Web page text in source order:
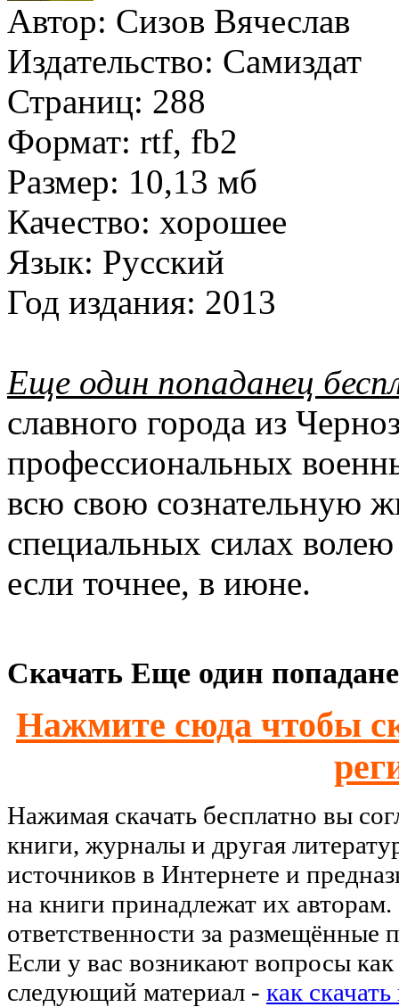
Автор: Сизов Вячеслав
Издательство: Самиздат
Страниц: 288
Формат: rtf, fb2
Размер: 10,13 мб
Качество: хорошее
Язык: Русский
Год издания: 2013
Еще один попаданец
славного города из
профессиональных
всю свою сознательную
специальных силах
если точнее, в июне.
Скачать Еще один
Нажмите сюда чтобы
Нажимая скачать бесплатно вы
книги, журналы и другая
источников в Интернете и
на книги принадлежат их
ответственности за размещённые
Если у вас возникают вопросы как
следующий материал - как